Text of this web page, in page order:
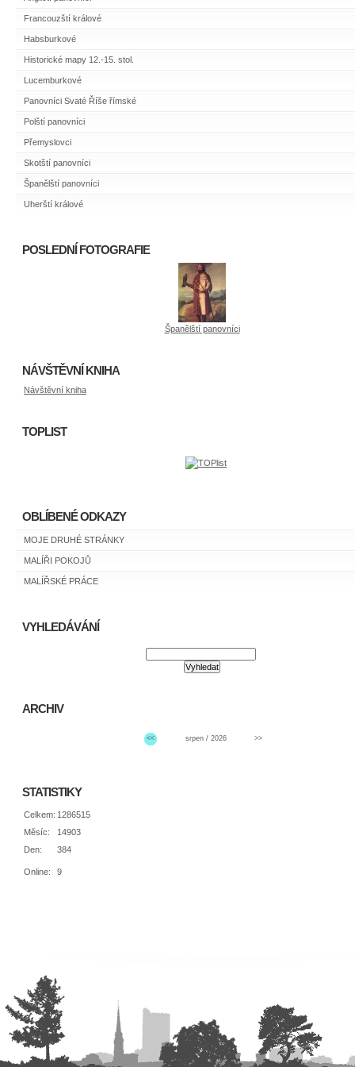
Francouzští králové
Habsburkové
Historické mapy 12.-15. stol.
Lucemburkové
Panovníci Svaté Říše římské
Polští panovníci
Přemyslovci
Skotští panovníci
Španělští panovníci
Uherští králové
POSLEDNÍ FOTOGRAFIE
Španělští panovníci
NÁVŠTĚVNÍ KNIHA
Návštěvní kniha
TOPLIST
OBLÍBENÉ ODKAZY
MOJE DRUHÉ STRÁNKY
MALÍŘI POKOJŮ
MALÍŘSKÉ PRÁCE
VYHLEDÁVÁNÍ
ARCHIV
<< srpen / 2026 >>
STATISTIKY
Online: 9
Celkem: 1286515
Měsíc:
14903
Den:
384